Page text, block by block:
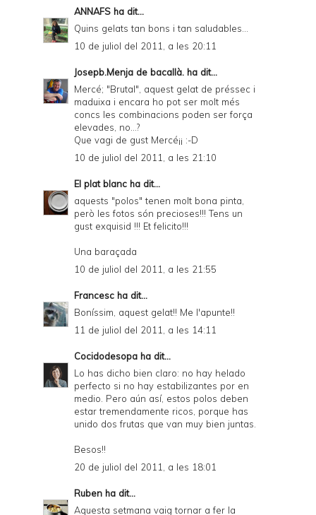
ANNAFS ha dit...
Quins gelats tan bons i tan saludables...
10 de juliol del 2011, a les 20:11
Josepb.Menja de bacallà. ha dit...
Mercé; "Brutal", aquest gelat de préssec i
maduixa i encara ho pot ser molt més
concs les combinacions poden ser força
elevades, no...?
Que vagi de gust Mercé¡¡ :-D
10 de juliol del 2011, a les 21:10
El plat blanc ha dit...
aquests "polos" tenen molt bona pinta,
però les fotos són precioses!!! Tens un
gust exquisid !!! Et felicito!!!
Una baraçada
10 de juliol del 2011, a les 21:55
Francesc ha dit...
Boníssim, aquest gelat!! Me l'apunte!!
11 de juliol del 2011, a les 14:11
Cocidodesopa ha dit...
Lo has dicho bien claro: no hay helado
perfecto si no hay estabilizantes por en
medio. Pero aún así, estos polos deben
estar tremendamente ricos, porque has
unido dos frutas que van muy bien juntas.
Besos!!
20 de juliol del 2011, a les 18:01
Ruben ha dit...
Aquesta setmana vaig tornar a fer la